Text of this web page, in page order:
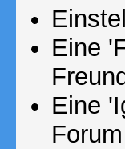
Eine
Eine